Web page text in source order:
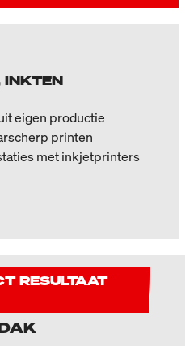
INKTEN
eigen productie
printen
met inkjetprinters
RESULTAAT